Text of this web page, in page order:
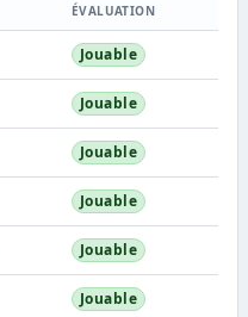
ÉVALUATION
Jouable
Jouable
Jouable
Jouable
Jouable
Jouable